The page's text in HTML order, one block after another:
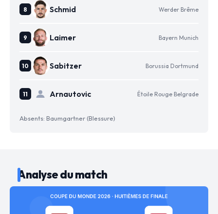
Schmid Werder Brême
Laimer Bayern Munich
Sabitzer Borussia Dortmund
Arnautovic Étoile Rouge Belgrade
Absents: Baumgartner (Blessure)
Analyse du match